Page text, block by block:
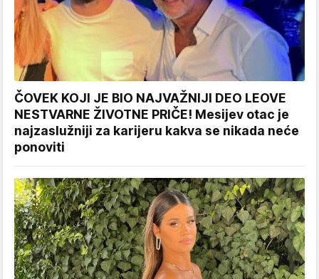
ČOVEK KOJI JE BIO NAJVAŽNIJI DEO LEOVE
NESTVARNE ŽIVOTNE PRIČE! Mesijev otac je
najzaslužniji za karijeru kakva se nikada neće
ponoviti